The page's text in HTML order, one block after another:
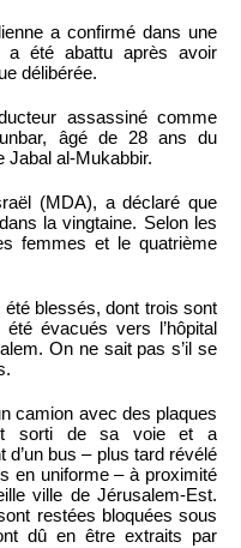
a confirmé dans une
été abattu après avoir
délibérée.
assassiné comme
âgé de 28 ans du
Jabal al-Mukabbir.
(MDA), a déclaré que
la vingtaine. Selon les
femmes et le quatrième
blessés, dont trois sont
évacués vers l’hôpital
On ne sait pas s’il se
camion avec des plaques
sorti de sa voie et a
bus – plus tard révélé
en uniforme – à proximité
ville de Jérusalem-Est.
restées bloquées sous
dû en être extraits par